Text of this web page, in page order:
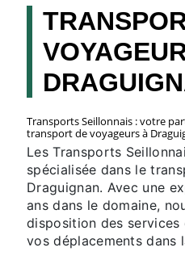
Transports Seillonnais : votre
transport de voyageurs à
Les Transports
spécialisée dans le
Draguignan. Avec une
ans dans le domaine,
disposition des
vos déplacements dans